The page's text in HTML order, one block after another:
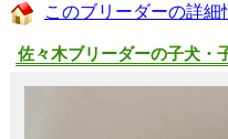
このブリーダーの詳
佐々木ブリーダーの子犬・